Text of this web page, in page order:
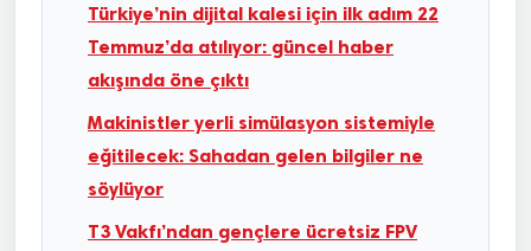
Türkiye’nin dijital kalesi için ilk adım 22
Temmuz’da atılıyor: güncel haber
akışında öne çıktı
Makinistler yerli simülasyon sistemiyle
eğitilecek: Sahadan gelen bilgiler ne
söylüyor
T3 Vakfı’ndan gençlere ücretsiz FPV